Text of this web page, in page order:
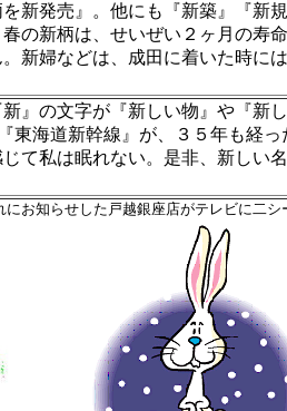
発売』。他にも『新築』『新
の新柄は、せいぜい２ヶ月の寿
新婦などは、成田に着いた時に
の文字が『新しい物』や『新
東海道新幹線』が、３５年も経
て私は眠れない。是非、新しい
にお知らせした戸越銀座店がテレビに二シ